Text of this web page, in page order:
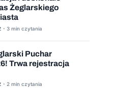
Żeglarskiego
3 min czytania
Puchar
Trwa rejestracja
2 min czytania